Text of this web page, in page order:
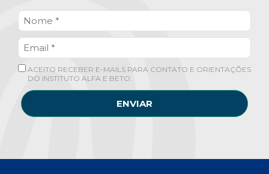
ACEITO RECEBER E-MAILS PARA CONTATO E ORIENTAÇÕES
DO INSTITUTO ALFA E BETO.
ENVIAR